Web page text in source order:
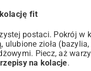
fit
postaci. Pokrój w
ulubione zioła
Piecz, aż
na kolacje.